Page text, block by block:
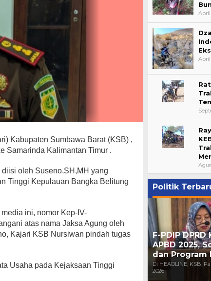
Kabupaten Sumbawa Barat (KSB) ,
Samarinda Kalimantan Timur .
oleh Suseno,SH,MH yang
Tinggi Kepulauan Bangka Belitung
ini, nomor Kep-IV-
atas nama Jaksa Agung oleh
Kajari KSB Nursiwan pindah tugas
Usaha pada Kejaksaan Tinggi
April
April
Politik
Legislator PDIP KSB
Di HEADLINE, Iklan, KSB, Politik, SOSOK
F-PDIP DPRD
APBD 2025,
dan Program
Di HEADLINE, KSB,
2026